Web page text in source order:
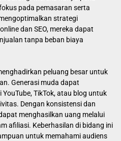
pada pemasaran serta
strategi
dan SEO, mereka dapat
tanpa beban biaya
peluang besar untuk
Generasi muda dapat
TikTok, atau blog untuk
Dengan konsistensi dan
menghasilkan uang melalui
afiliasi. Keberhasilan di bidang ini
untuk memahami audiens